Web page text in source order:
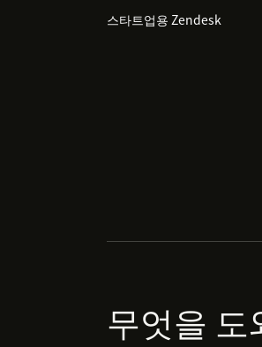
스타트업용 Zendesk
무엇을 도